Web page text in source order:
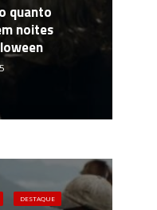
quanto
noites
DESTAQUE